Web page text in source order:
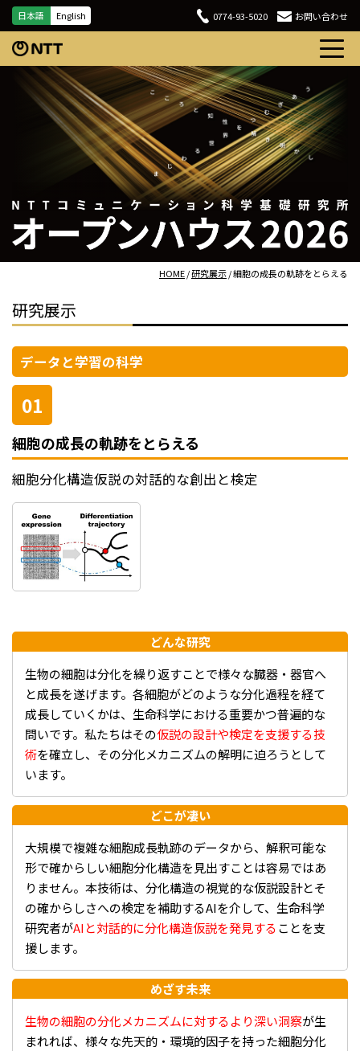
日本語 English 0774-93-5020 お問い合わせ
HOME/研究展示/ 細胞の成長の軌跡をとらえる
研究展示
データと学習の科学
01
細胞の成長の軌跡をとらえる
細胞分化構造仮説の対話的な創出と検定
どんな研究
生物の細胞は分化を繰り返すことで様々な臓器・器官へ
と成長を遂げます。各細胞がどのような分化過程を経て
成長していくかは、生命科学における重要かつ普遍的な
問いです。私たちはその仮説の設計や検定を支援する技
術を確立し、その分化メカニズムの解明に迫ろうとして
います。
どこが凄い
大規模で複雑な細胞成長軌跡のデータから、解釈可能な
形で確からしい細胞分化構造を見出すことは容易ではあ
りません。本技術は、分化構造の視覚的な仮説設計とそ
の確からしさへの検定を補助するAIを介して、生命科学
研究者がAIと対話的に分化構造仮説を発見することを支
援します。
めざす未来
生物の細胞の分化メカニズムに対するより深い洞察が生
まれれば、様々な先天的・環境的因子を持った細胞分化